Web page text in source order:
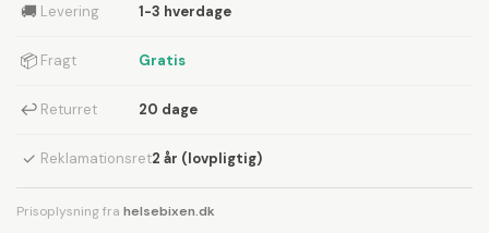
🚚 Levering 1-3 hverdage
📦 Fragt Gratis
↩ Returret 20 dage
✓ Reklamationsret2 år (lovpligtig)
Prisoplysning fra helsebixen.dk